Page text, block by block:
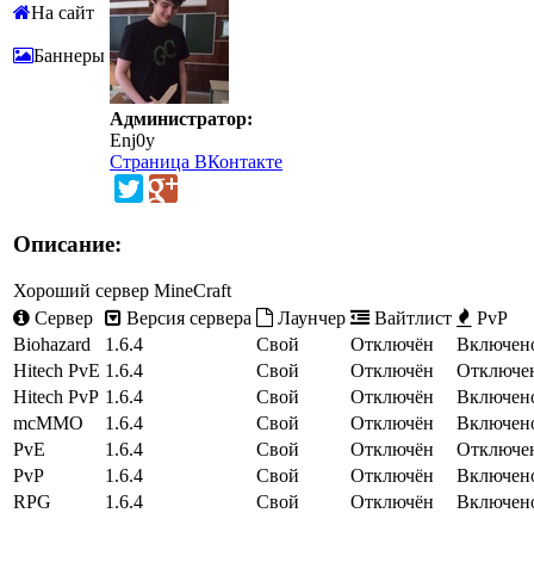
На сайт
Баннеры
Администратор:
Enj0y
Страница ВКонтакте
Описание:
Хороший сервер MineCraft
Сервер
Версия сервера Лаунчер Вайтлист
PvP
Biohazard
1.6.4 Свой Отключён
Hitech PvE 1.6.4 Свой Отключён
Hitech PvP 1.6.4 Свой Отключён
mcMMO
1.6.4 Свой Отключён
PvE
1.6.4 Свой Отключён
PvP
1.6.4 Свой Отключён
RPG
1.6.4 Свой Отключён